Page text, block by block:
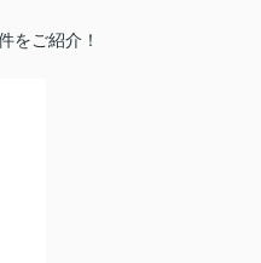
をご紹介！